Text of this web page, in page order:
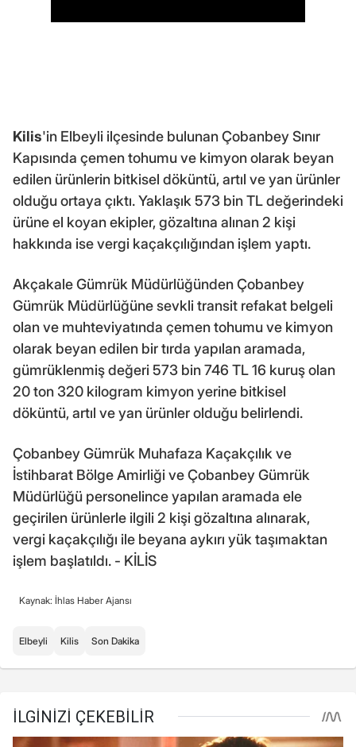
Kilis'in Elbeyli ilçesinde bulunan Çobanbey Sınır
Kapısında çemen tohumu ve kimyon olarak beyan
edilen ürünlerin bitkisel döküntü, artıl ve yan ürünler
olduğu ortaya çıktı. Yaklaşık 573 bin TL değerindeki
ürüne el koyan ekipler, gözaltına alınan 2 kişi
hakkında ise vergi kaçakçılığından işlem yaptı.
Akçakale Gümrük Müdürlüğünden Çobanbey
Gümrük Müdürlüğüne sevkli transit refakat belgeli
olan ve muhteviyatında çemen tohumu ve kimyon
olarak beyan edilen bir tırda yapılan aramada,
gümrüklenmiş değeri 573 bin 746 TL 16 kuruş olan
20 ton 320 kilogram kimyon yerine bitkisel
döküntü, artıl ve yan ürünler olduğu belirlendi.
Çobanbey Gümrük Muhafaza Kaçakçılık ve
İstihbarat Bölge Amirliği ve Çobanbey Gümrük
Müdürlüğü personelince yapılan aramada ele
geçirilen ürünlerle ilgili 2 kişi gözaltına alınarak,
vergi kaçakçılığı ile beyana aykırı yük taşımaktan
işlem başlatıldı. - KİLİS
Kaynak: İhlas Haber Ajansı
Elbeyli Kilis Son Dakika